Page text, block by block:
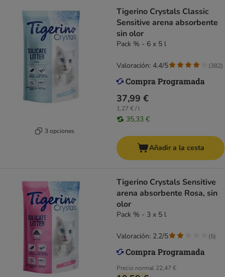
3 opciones
Tigerino Crystals Classic
Sensitive arena absorbente
sin olor
Pack % - 6 x 5 l
37,99 €
1,27 € / l
35,33 €
Valoración: 4.4/5 (382)
Añadir a la cesta
Tigerino Crystals Sensitive
arena absorbente Rosa, sin
olor
Pack % - 3 x 5 l
Precio normal 22,47 €
Valoración: 2.2/5 (5)